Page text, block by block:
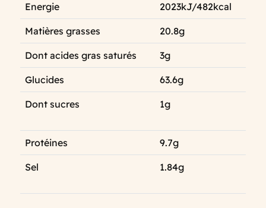
Energie 2023kJ/482kcal
Matières grasses 20.8g
Dont acides gras saturés 3g
Glucides 63.6g
Dont sucres 1g
Protéines 9.7g
Sel 1.84g